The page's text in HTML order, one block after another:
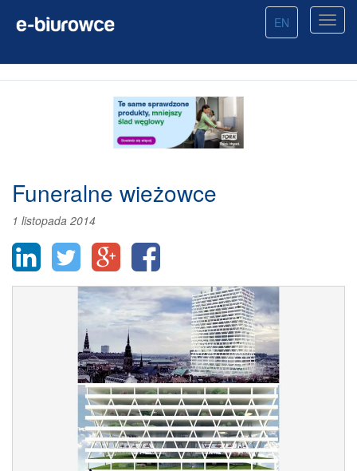
EN
Funeralne wieżowce
1 listopada 2014